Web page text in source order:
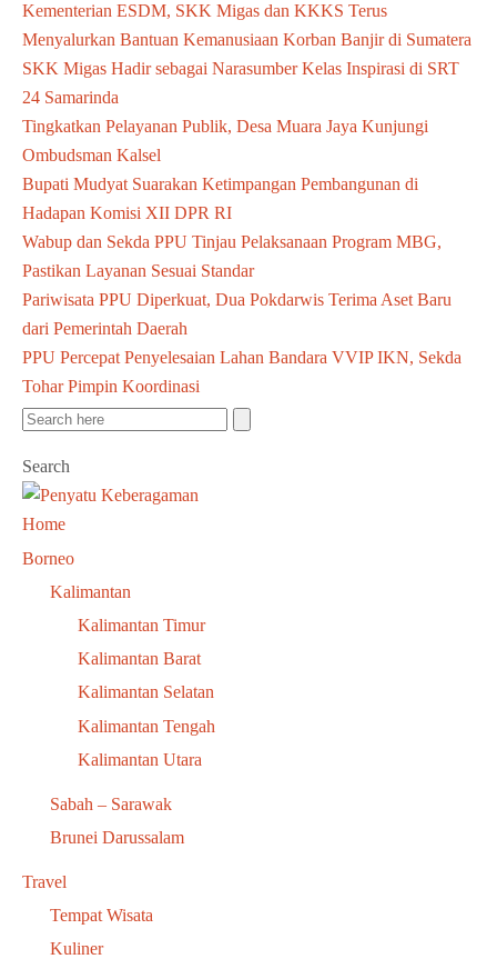
Kementerian ESDM, SKK Migas dan KKKS Terus
Menyalurkan Bantuan Kemanusiaan Korban Banjir di Sumatera
SKK Migas Hadir sebagai Narasumber Kelas Inspirasi di SRT
24 Samarinda
Tingkatkan Pelayanan Publik, Desa Muara Jaya Kunjungi
Ombudsman Kalsel
Bupati Mudyat Suarakan Ketimpangan Pembangunan di
Hadapan Komisi XII DPR RI
Wabup dan Sekda PPU Tinjau Pelaksanaan Program MBG,
Pastikan Layanan Sesuai Standar
Pariwisata PPU Diperkuat, Dua Pokdarwis Terima Aset Baru
dari Pemerintah Daerah
PPU Percepat Penyelesaian Lahan Bandara VVIP IKN, Sekda
Tohar Pimpin Koordinasi
Search
Home
Borneo
Kalimantan
Kalimantan Timur
Kalimantan Barat
Kalimantan Selatan
Kalimantan Tengah
Kalimantan Utara
Sabah – Sarawak
Brunei Darussalam
Travel
Tempat Wisata
Kuliner